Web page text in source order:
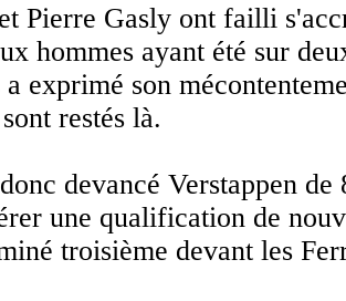
Pierre Gasly ont failli
hommes ayant été sur
exprimé son
restés là.
devancé Verstappen
une qualification de
troisième devant les